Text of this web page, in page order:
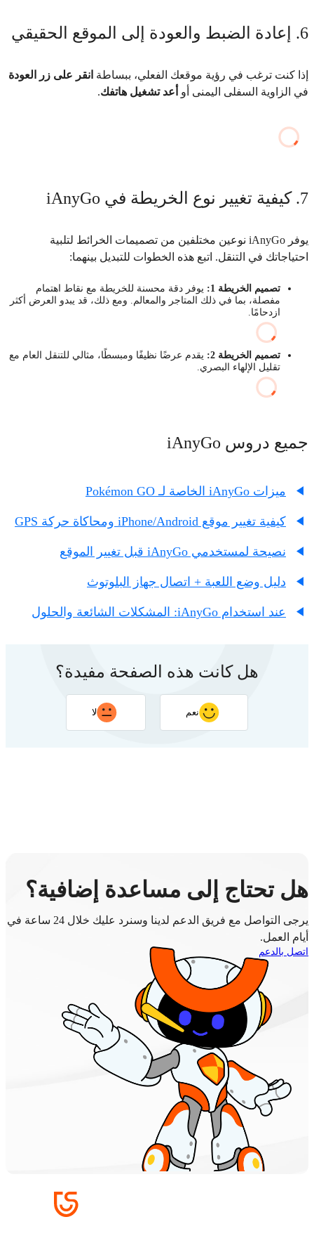
6. إعادة الضبط والعودة إلى الموقع الحقيقي
إذا كنت ترغب في رؤية موقعك الفعلي، ببساطة انقر على زر العودة
في الزاوية السفلى اليمنى أو أعد تشغيل هاتفك.
7. كيفية تغيير نوع الخريطة في iAnyGo
يوفر iAnyGo نوعين مختلفين من تصميمات الخرائط لتلبية
احتياجاتك في التنقل. اتبع هذه الخطوات للتبديل بينهما:
تصميم الخريطة 1:
يوفر دقة محسنة للخريطة مع نقاط اهتمام
مفصلة، بما في ذلك المتاجر والمعالم. ومع ذلك، قد يبدو العرض أكثر
ازدحامًا.
تصميم الخريطة 2:
يقدم عرضًا نظيفًا ومبسطًا، مثالي للتنقل العام مع
تقليل الإلهاء البصري.
جميع دروس iAnyGo
ميزات iAnyGo الخاصة لـ Pokémon GO
كيفية تغيير موقع iPhone/Android ومحاكاة حركة GPS
نصيحة لمستخدمي iAnyGo قبل تغيير الموقع
دليل وضع اللعبة + اتصال جهاز البلوتوث
عند استخدام iAnyGo: المشكلات الشائعة والحلول
هل كانت هذه الصفحة مفيدة؟
نعم لا
هل تحتاج إلى مساعدة إضافية؟
يرجى التواصل مع فريق الدعم لدينا وسنرد عليك خلال 24 ساعة في
أيام العمل.
اتصل بالدعم